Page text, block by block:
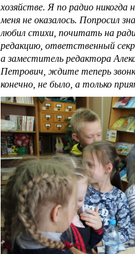
хозяйстве. Я по радио никогда
меня не оказалось. Попросил
любил стихи, почитать на
редакцию, ответственный
а заместитель редактора
Петрович, ждите теперь
конечно, не было, а только